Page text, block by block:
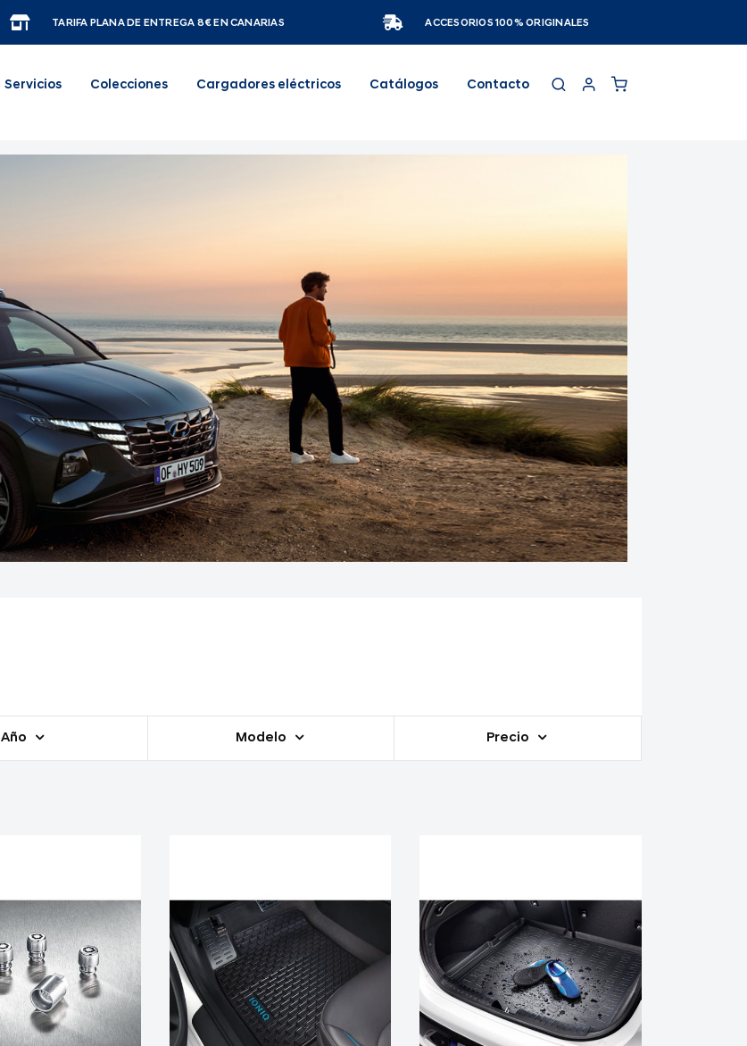
TARIFA PLANA DE ENTREGA 8€ EN CANARIAS ACCESORIOS 100% ORIGINALES
Servicios Colecciones Cargadores eléctricos Catálogos Contacto
Año Modelo Precio